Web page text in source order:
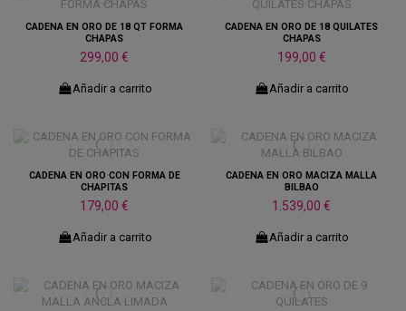
CADENA EN ORO DE 18 QT FORMA
CHAPAS
299,00 €
Añadir a carrito
CADENA EN ORO DE 18 QUILATES
CHAPAS
199,00 €
Añadir a carrito
CADENA EN ORO CON FORMA DE
CHAPITAS
179,00 €
Añadir a carrito
CADENA EN ORO MACIZA MALLA
BILBAO
1.539,00 €
Añadir a carrito